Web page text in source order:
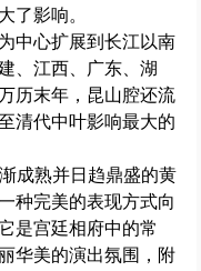
了影响。
中心扩展到长江以南
、江西、广东、湖
历末年，昆山腔还流
清代中叶影响最大的
成熟并日趋鼎盛的黄
种完美的表现方式向
是宫廷相府中的常
华美的演出氛围，附